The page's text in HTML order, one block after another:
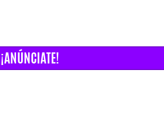
¡ANÚNCIATE!